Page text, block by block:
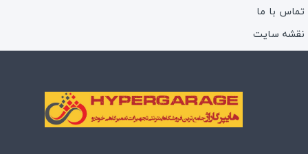
تماس با ما
نقشه سایت